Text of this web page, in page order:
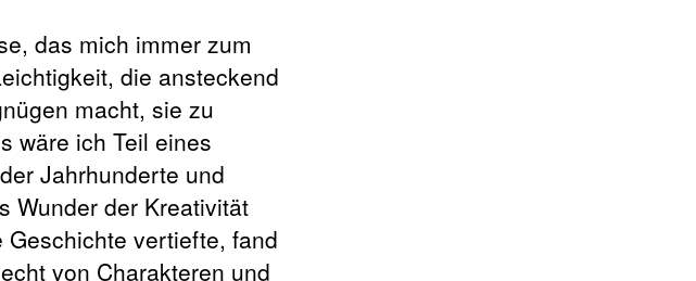
das mich immer zum
die ansteckend
macht, sie zu
wäre ich Teil eines
Jahrhunderte und
Wunder der Kreativität
vertiefte, fand
von Charakteren und